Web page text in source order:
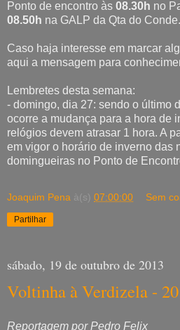
Ponto de encontro às 08.30h no
08.50h na GALP da Qta do Conde.
Caso haja interesse em marcar
aqui a mensagem para
Lembretes desta semana:
- domingo, dia 27: sendo o último
ocorre a mudança para a hora de
relógios devem atrasar 1 hora. A
em vigor o horário de inverno das
domingueiras no Ponto de
Joaquim Pena à(s) 07:00:00 Sem
Partilhar
sábado, 19 de outubro de 2013
Voltinha à Verdizela -
Reportagem por Pedro Felix